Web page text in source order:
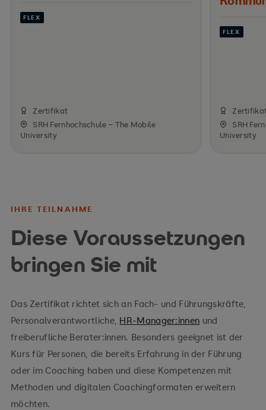
FLEX
Zertifikat
SRH Fernhochschule – The Mobile
University
FLEX
SRH
University
IHRE TEILNAHME
Diese Voraussetzungen
bringen Sie mit
Das Zertifikat richtet sich an Fach- und Führungskräfte,
Personalverantwortliche, HR-Manager:innen und
freiberufliche Berater:innen. Besonders geeignet ist der
Kurs für Personen, die bereits Erfahrung in der Führung
oder im Coaching haben und diese Kompetenzen mit
Methoden und digitalen Coachingformaten erweitern
möchten.